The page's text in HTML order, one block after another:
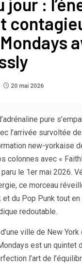
20 mai 2026
pure
l’arrivée survoltée
new-yorkaise
colonnes avec «
le 1er mai 2026.
ce morceau
et du Pop Punk tout en
redoutable.
ville de New
est un quintet
l’art de